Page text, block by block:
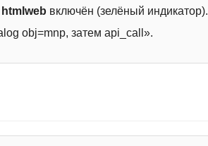
htmlweb включён (зелёный индикатор).
obj=mnp, затем api_call».